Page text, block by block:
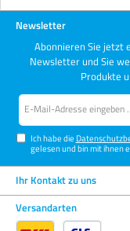
Newsletter
Abonnieren Sie jetzt
Newsletter und Sie
Produkte
Ich habe die
gelesen und bin mit ihnen
Ihr Kontakt zu uns
Versandarten